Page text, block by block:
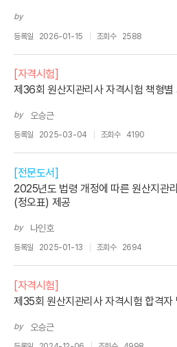
by
등록일 2026-01-15 조회수 2588
[자격시험]
제36회 원산지관리사 자격시험 책형별
by 오승근
등록일 2025-03-04 조회수 4190
[전문도서]
2025년도 법령 개정에 따른 원산지관
(정오표) 제공
by 나인호
등록일 2025-01-13 조회수 2694
[자격시험]
제35회 원산지관리사 자격시험 합격자
by 오승근